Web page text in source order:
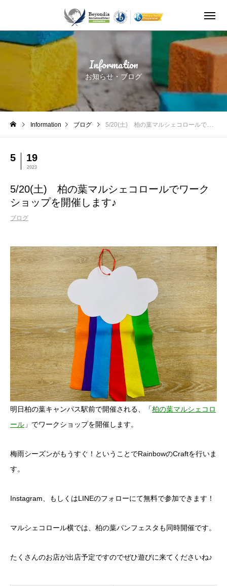
Information
お知らせ・ブログ
Information ブログ 5/20(土) 柏の葉マルシェコロールでワークショップを開催します♪
5 19
2023
5/20(土) 柏の葉マルシェコロールでワーク
ショップを開催します♪
ブログ
明日柏の葉キャンパス駅前で開催される、「柏の葉マルシェコロ
ール 」でワークショップを開催します。
梅雨シーズンがもうすぐ！ということでRainbowのCraftを行いま
す。
Instagram、もしくはLINEのフォローにて無料で参加できます！
マルシェコロール横では、柏の葉パンフェスタも同時開催です。
たくさんのお店が出店予定ですのでぜひ遊びに来てくださいね♪